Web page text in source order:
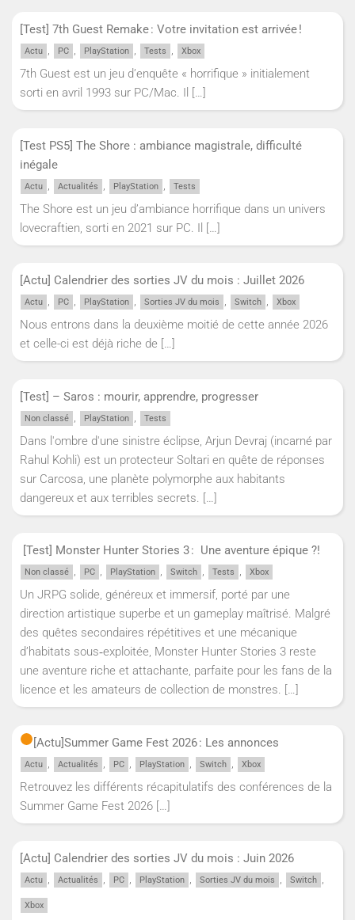
[Test] 7th Guest Remake : Votre invitation est arrivée !
Actu , PC , PlayStation , Tests , Xbox
7th Guest est un jeu d’enquête « horrifique » initialement
sorti en avril 1993 sur PC/Mac. Il […]
[Test PS5] The Shore : ambiance magistrale, difficulté
inégale
Actu Actualités PlayStation Tests
The Shore est un jeu d’ambiance horrifique dans un univers
lovecraftien, sorti en 2021 sur PC. Il […]
[Actu] Calendrier des sorties JV du mois : Juillet 2026
Actu , PC , PlayStation , Sorties JV du mois , Switch , Xbox
Nous entrons dans la deuxième moitié de cette année 2026
et celle-ci est déjà riche de […]
[Test] – Saros : mourir, apprendre, progresser
Non classé PlayStation Tests
Dans l'ombre d'une sinistre éclipse, Arjun Devraj (incarné par
Rahul Kohli) est un protecteur Soltari en quête de réponses
sur Carcosa, une planète polymorphe aux habitants
dangereux et aux terribles secrets.
[…]
[Test] Monster Hunter Stories 3 : Une aventure épique ?!
Non classé , PC , PlayStation , Switch , Tests , Xbox
Un JRPG solide, généreux et immersif, porté par une
direction artistique superbe et un gameplay maîtrisé. Malgré
des quêtes secondaires répétitives et une mécanique
d’habitats sous‑exploitée, Monster Hunter Stories 3 reste
une aventure riche et attachante, parfaite pour les fans de la
licence et les amateurs de collection de monstres. […]
[Actu]Summer Game Fest 2026 : Les annonces
Actu Actualités PC PlayStation Switch Xbox
Retrouvez les différents récapitulatifs des conférences de la
Summer Game Fest 2026 […]
[Actu] Calendrier des sorties JV du mois : Juin 2026
Actu , Actualités , PC , PlayStation , Sorties JV du mois , Switch ,
Xbox